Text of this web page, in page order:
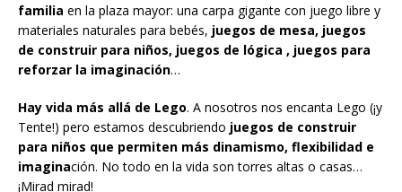
familia en la plaza mayor: una carpa gigante con juego libre y
materiales naturales para bebés, juegos de mesa, juegos
de construir para niños, juegos de lógica , juegos para
reforzar la imaginación…
Hay vida más allá de Lego. A nosotros nos encanta Lego (¡y
Tente!) pero estamos descubriendo juegos de construir
para niños que permiten más dinamismo, flexibilidad e
imaginación. No todo en la vida son torres altas o casas…
¡Mirad mirad!